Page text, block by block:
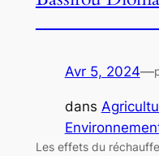
Avr 5, 2024—
dans
Les effets du